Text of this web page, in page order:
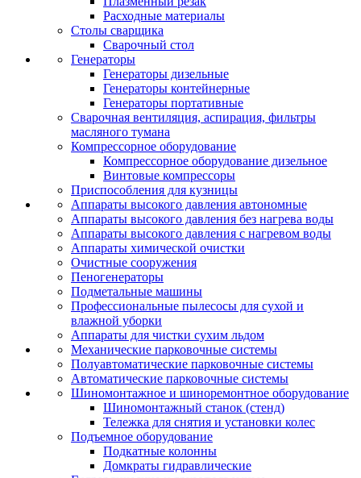
Расходные материалы
Столы сварщика
Сварочный стол
Генераторы
Генераторы дизельные
Генераторы контейнерные
Генераторы портативные
Сварочная вентиляция, аспирация, фильтры
масляного тумана
Компрессорное оборудование
Компрессорное оборудование дизельное
Винтовые компрессоры
Приспособления для кузницы
Аппараты высокого давления автономные
Аппараты высокого давления без нагрева воды
Аппараты высокого давления с нагревом воды
Аппараты химической очистки
Очистные сооружения
Пеногенераторы
Подметальные машины
Профессиональные пылесосы для сухой и
влажной уборки
Аппараты для чистки сухим льдом
Механические парковочные системы
Полуавтоматические парковочные системы
Автоматические парковочные системы
Шиномонтажное и шиноремонтное оборудование
Шиномонтажный станок (стенд)
Тележка для снятия и установки колес
Подъемное оборудование
Подкатные колонны
Домкраты гидравлические